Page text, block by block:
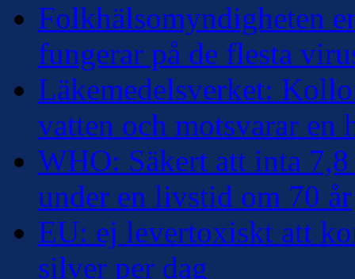
Folkhälsomyndigheten
fungerar på de flesta
Läkemedelsverket:
vatten och motsvarar en
WHO: Säkert att inta
under en livstid om 70 år
EU: ej levertoxiskt att
silver per dag